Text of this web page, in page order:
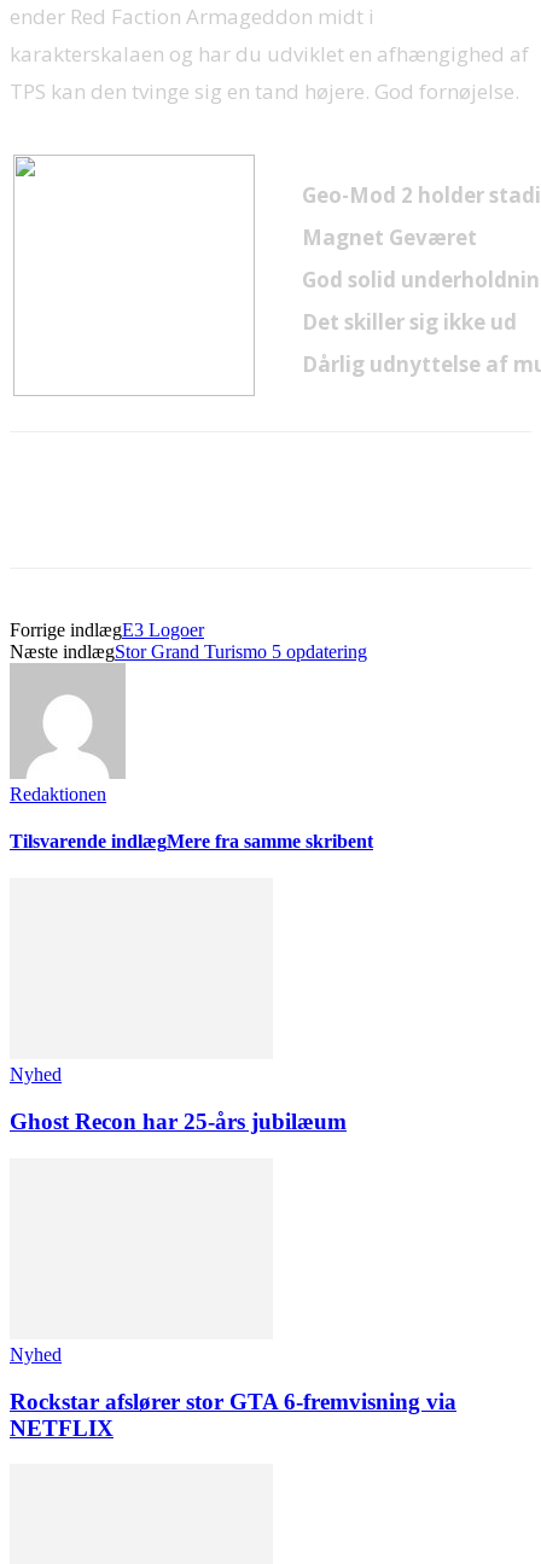
ender Red Faction Armageddon midt i
karakterskalaen og har du udviklet en afhængighed af
TPS kan den tvinge sig en tand højere. God fornøjelse.
Geo-Mod 2 holder
Magnet Geværet
God solid
Det skiller sig ikke ud
Dårlig udnyttelse af
Forrige indlægE3 Logoer
Næste indlægStor Grand Turismo 5 opdatering
Redaktionen
Tilsvarende indlægMere fra samme skribent
Nyhed
Ghost Recon har 25-års jubilæum
Nyhed
Rockstar afslører stor GTA 6-fremvisning via
NETFLIX